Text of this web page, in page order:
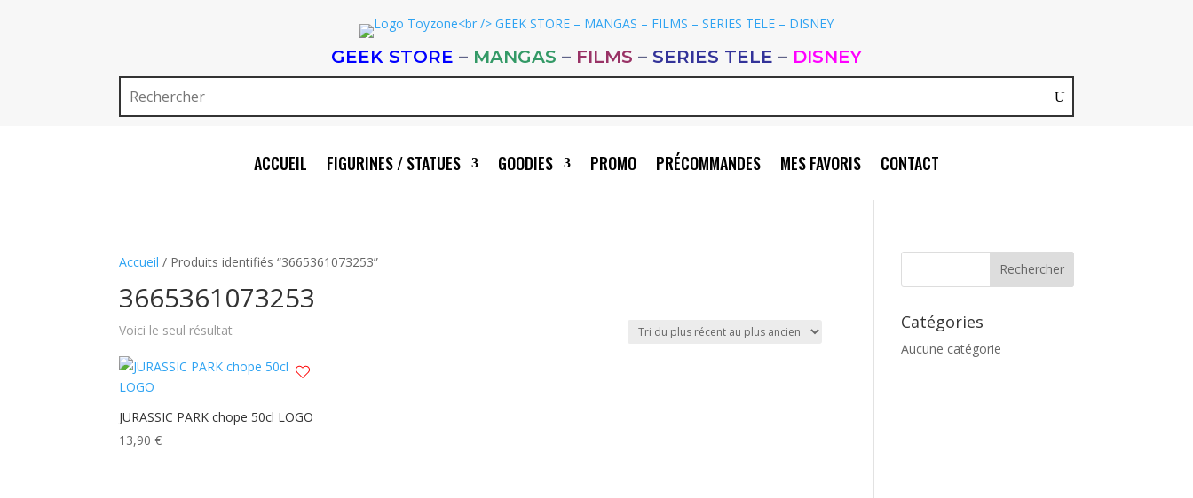
GEEK STORE – MANGAS – FILMS – SERIES TELE – DISNEY
ACCUEIL FIGURINES / STATUES GOODIES PROMO PRÉCOMMANDES MES FAVORIS CONTACT
Accueil / Produits identifiés “3665361073253”
3665361073253
Voici le seul résultat
JURASSIC PARK chope 50cl LOGO
13,90€
Catégories
Aucune catégorie